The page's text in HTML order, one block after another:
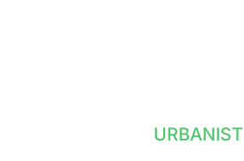
URBANIST